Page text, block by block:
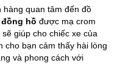
hàng quan tâm đến đồ
đồng hồ được mạ crom
sẽ giúp cho chiếc xe của
cho bạn cảm thấy hài lòng
và phong cách với